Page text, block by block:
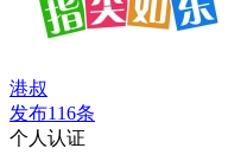
港叔
发布116条
个人认证